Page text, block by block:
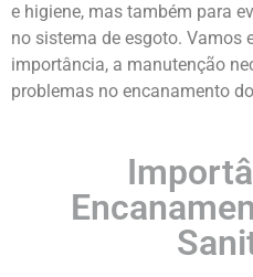
e higiene, mas também para
no sistema de esgoto. Vamos
importância, a manutenção
problemas no encanamento